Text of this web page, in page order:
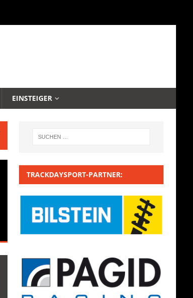
EINSTEIGER
TRACKDAYSPORT-PARTNER: